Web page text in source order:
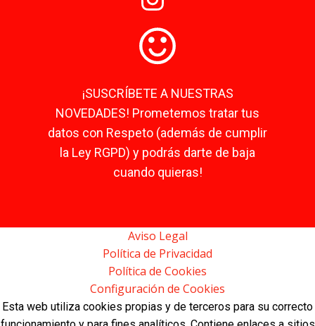
¡SUSCRÍBETE A NUESTRAS
NOVEDADES! Prometemos tratar tus
datos con Respeto (además de cumplir
la Ley RGPD) y podrás darte de baja
cuando quieras!
Aviso Legal
Política de Privacidad
Política de Cookies
Configuración de Cookies
Esta web utiliza cookies propias y de terceros para su correcto